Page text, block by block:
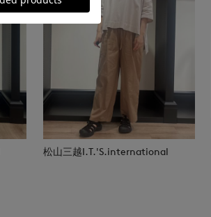
松山三越I.T.'S.international